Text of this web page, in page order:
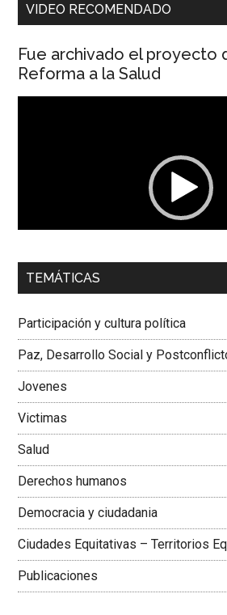
VIDEO RECOMENDADO
Fue archivado el proyecto
Reforma a la Salud
00:00
Dra. Carolina Corcho Mejía,
Colombiana
TEMÁTICAS
Participación y cultura política
Paz, Desarrollo Social y
Jovenes
Victimas
Salud
Derechos humanos
Democracia y ciudadania
Ciudades Equitativas – Territorios
Publicaciones